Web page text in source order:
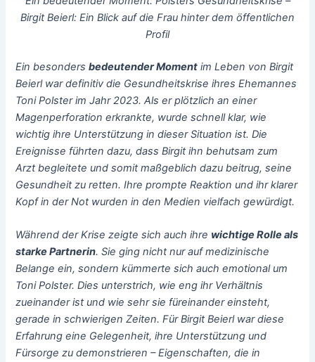
Birgit Beierl: Ein Blick auf die Frau hinter dem öffentlichen
Profil
Ein besondersbedeutender Moment im Leben von Birgit
Beierl war definitiv die Gesundheitskrise ihres Ehemannes
Toni Polster im Jahr 2023. Als er plötzlich an einer
Magenperforation erkrankte, wurde schnell klar, wie
wichtig ihre Unterstützung in dieser Situation ist. Die
Ereignisse führten dazu, dass Birgit ihn behutsam zum
Arzt begleitete und somit maßgeblich dazu beitrug, seine
Gesundheit zu retten. Ihre prompte Reaktion und ihr klarer
Kopf in der Not wurden in den Medien vielfach gewürdigt.
Während der Krise zeigte sich auch ihre wichtige Rolle als
starke Partnerin. Sie ging nicht nur auf medizinische
Belange ein, sondern kümmerte sich auch emotional um
Toni Polster. Dies unterstrich, wie eng ihr Verhältnis
zueinander ist und wie sehr sie füreinander einsteht,
gerade in schwierigen Zeiten. Für Birgit Beierl war diese
Erfahrung eine Gelegenheit, ihre Unterstützung und
Fürsorge zu demonstrieren – Eigenschaften, die in